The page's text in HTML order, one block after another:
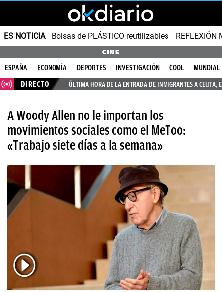
ES NOTICIA Bolsas de PLÁSTICO reutilizables REFLEXIÓN
CINE
ESPAÑA ECONOMÍA DEPORTES INVESTIGACIÓN COOL
MUNDIAL
DIRECTO
ÚLTIMA HORA DE LA ENTRADA DE INMIGRANTES A CEUTA,
A Woody Allen no le importan los
movimientos sociales como el MeToo:
«Trabajo siete días a la semana»